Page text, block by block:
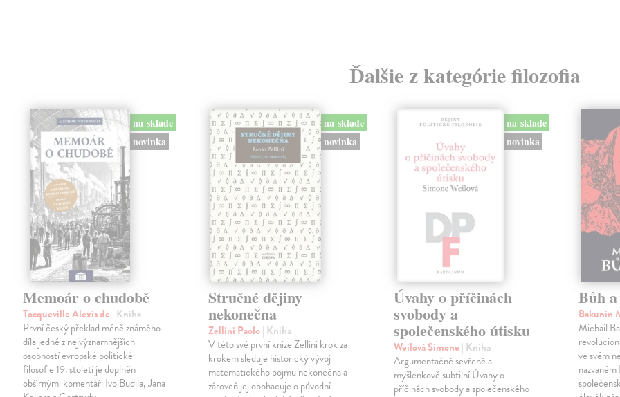
Ďalšie z kategórie filozofia
na sklade
novinka
Memoár o chudobě
Tocqueville Alexis de | Kniha
První český překlad méně známého
díla jedné z nejvýznamnějších
osobností evropské politické
filosofie 19. století je doplněn
obšírnými komentáři Ivo Budila, Jana
na sklade
novinka
Stručné dějiny
nekonečna
Zellini Paolo| Kniha
V této své první knize Zellini krok za
krokem sleduje historický vývoj
matematického pojmu nekonečna a
zároveň jej obohacuje o původní
na sklade
novinka
Úvahy o příčinách
svobody a
společenského útisku
Weilová Simone | Kniha
Argumentačně sevřené a
myšlenkově subtilní Úvahy o
příčinách svobody a společenského
Bůh
Bakunin
Michail
ve svém